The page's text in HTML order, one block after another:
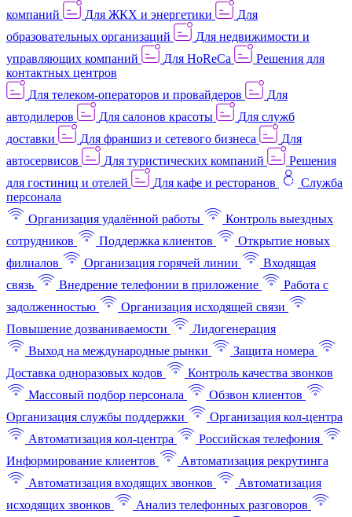
компаний
Для ЖКХ и энергетики
Для
образовательных организаций
Для недвижимости и
управляющих компаний
Для HoReCa
Решения для
контактных центров
Для телеком-операторов и провайдеров
Для
автодилеров
Для салонов красоты
Для служб
доставки
Для франшиз и сетевого бизнеса
Для
автосервисов
Для туристических компаний
Решения
для гостиниц и отелей
Для кафе и ресторанов
Служба
персонала
Организация удалённой работы
Контроль выездных
сотрудников
Поддержка клиентов
Открытие новых
филиалов
Организация горячей линии
Входящая
связь
Внедрение телефонии в приложение
Работа с
задолженностью
Организация исходящей связи
Повышение дозваниваемости
Лидогенерация
Выход на международные рынки
Защита номера
Доставка одноразовых кодов
Контроль качества звонков
Массовый подбор персонала
Обзвон клиентов
Организация службы поддержки
Организация кол-центра
Автоматизация кол-центра
Российская телефония
Информирование клиентов
Автоматизация рекрутинга
Автоматизация входящих звонков
Автоматизация
исходящих звонков
Анализ телефонных разговоров